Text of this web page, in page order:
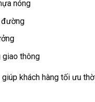
nóng
giao thông
khách hàng tối ưu